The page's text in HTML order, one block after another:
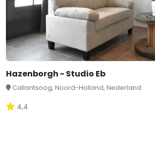
Hazenborgh - Studio Eb
Callantsoog, Noord-Holland, Nederland
4,4